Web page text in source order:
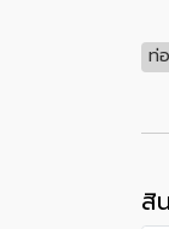
ท่
สิ